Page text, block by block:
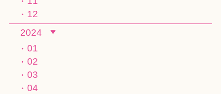
12
2024
01
02
03
04